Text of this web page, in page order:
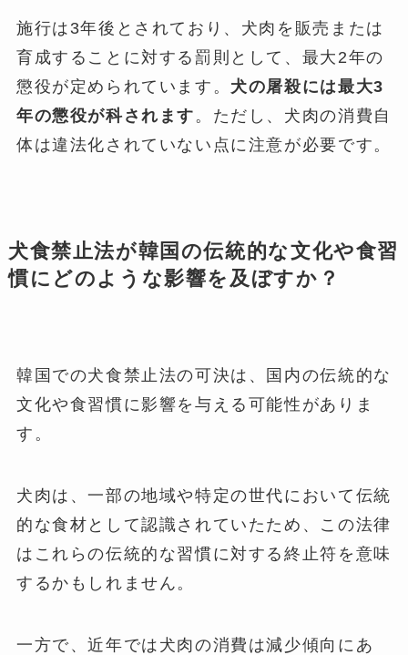
施行は3年後とされており、犬肉を販売または
育成することに対する罰則として、最大2年の
懲役が定められています。 犬の屠殺には最大3
年の懲役が科されます。ただし、犬肉の消費自
体は違法化されていない点に注意が必要です。
犬食禁止法が韓国の伝統的な文化や食習
慣にどのような影響を及ぼすか？
韓国での犬食禁止法の可決は、国内の伝統的な
文化や食習慣に影響を与える可能性がありま
す。
犬肉は、一部の地域や特定の世代において伝統
的な食材として認識されていたため、この法律
はこれらの伝統的な習慣に対する終止符を意味
するかもしれません。
一方で、近年では犬肉の消費は減少傾向にあ